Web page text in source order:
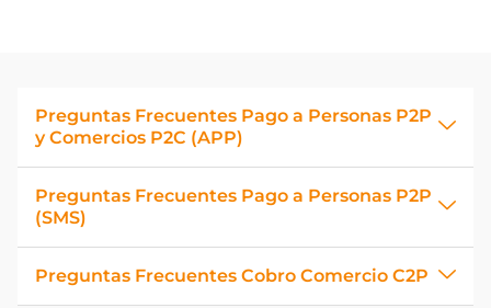
Preguntas Frecuentes Pago a Personas P2P
y Comercios P2C (APP)
Preguntas Frecuentes Pago a Personas P2P
(SMS)
Preguntas Frecuentes Cobro Comercio C2P